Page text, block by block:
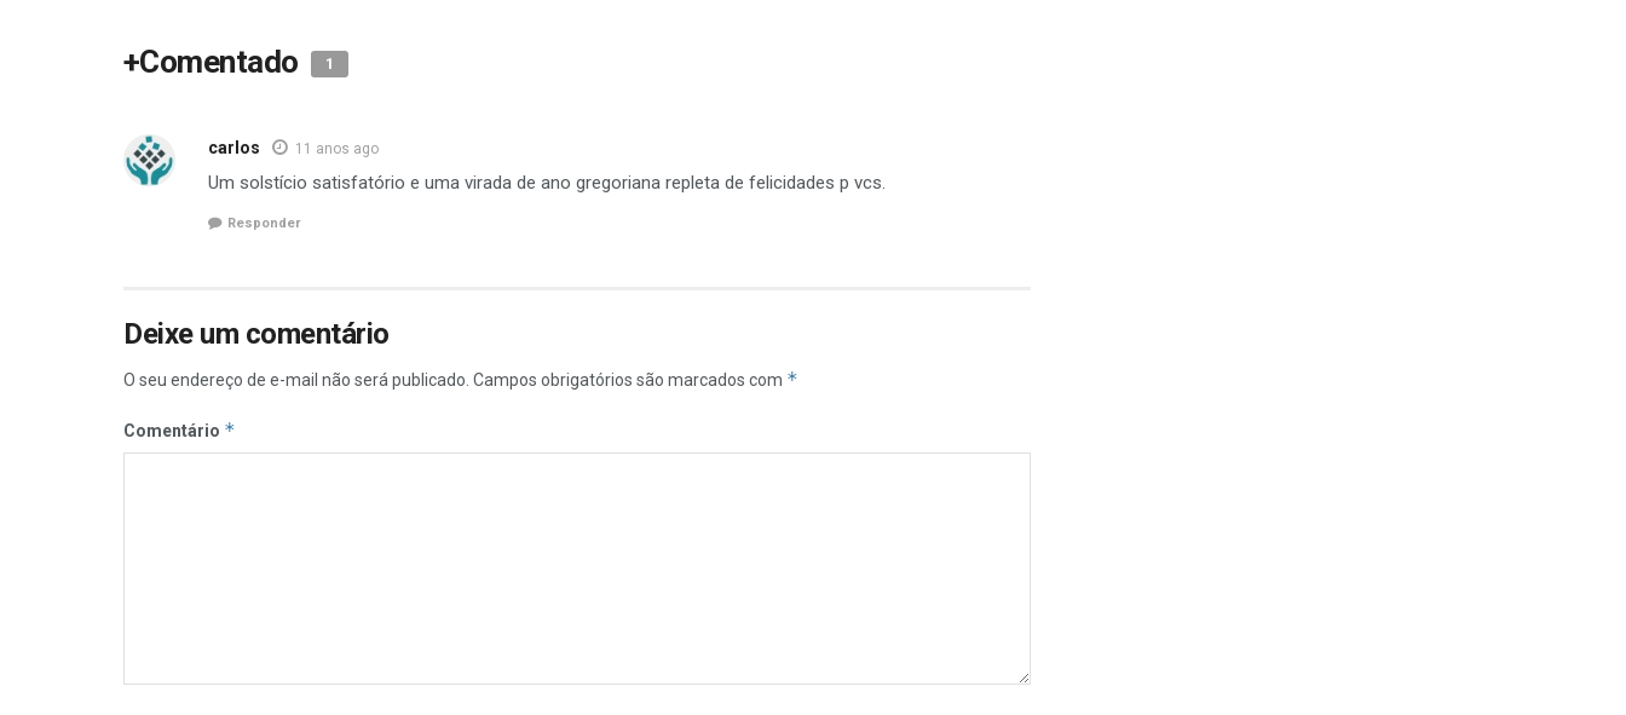
+Comentado 1
carlos 11 anos ago
Um solstício satisfatório e uma virada de ano gregoriana repleta de felicidades p vcs.
Responder
Deixe um comentário
O seu endereço de e-mail não será publicado. Campos obrigatórios são marcados com *
Comentário *